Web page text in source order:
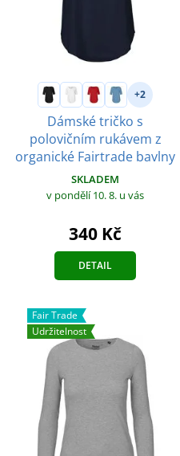
+2
Dámské tričko s
polovičním rukávem z
organické Fairtrade bavlny
SKLADEM
v pondělí 10. 8. u vás
340 Kč
DETAIL
Fair Trade
Udržitelnost